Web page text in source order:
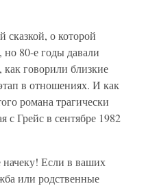
сказкой, о которой
80-е годы давали
говорили близкие
в отношениях. И как
романа трагически
с Грейс в сентябре 1982
начеку! Если в ваших
или родственные